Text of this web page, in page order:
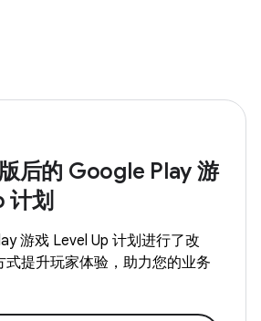
后的 Google Play 游
计划
游戏 Level Up 计划进行了改
式提升玩家体验，助力您的业务